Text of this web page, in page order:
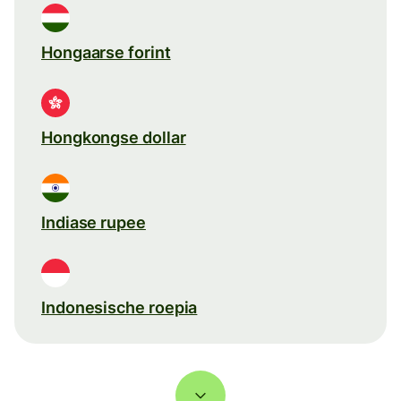
Hongaarse forint
Hongkongse dollar
Indiase rupee
Indonesische roepia